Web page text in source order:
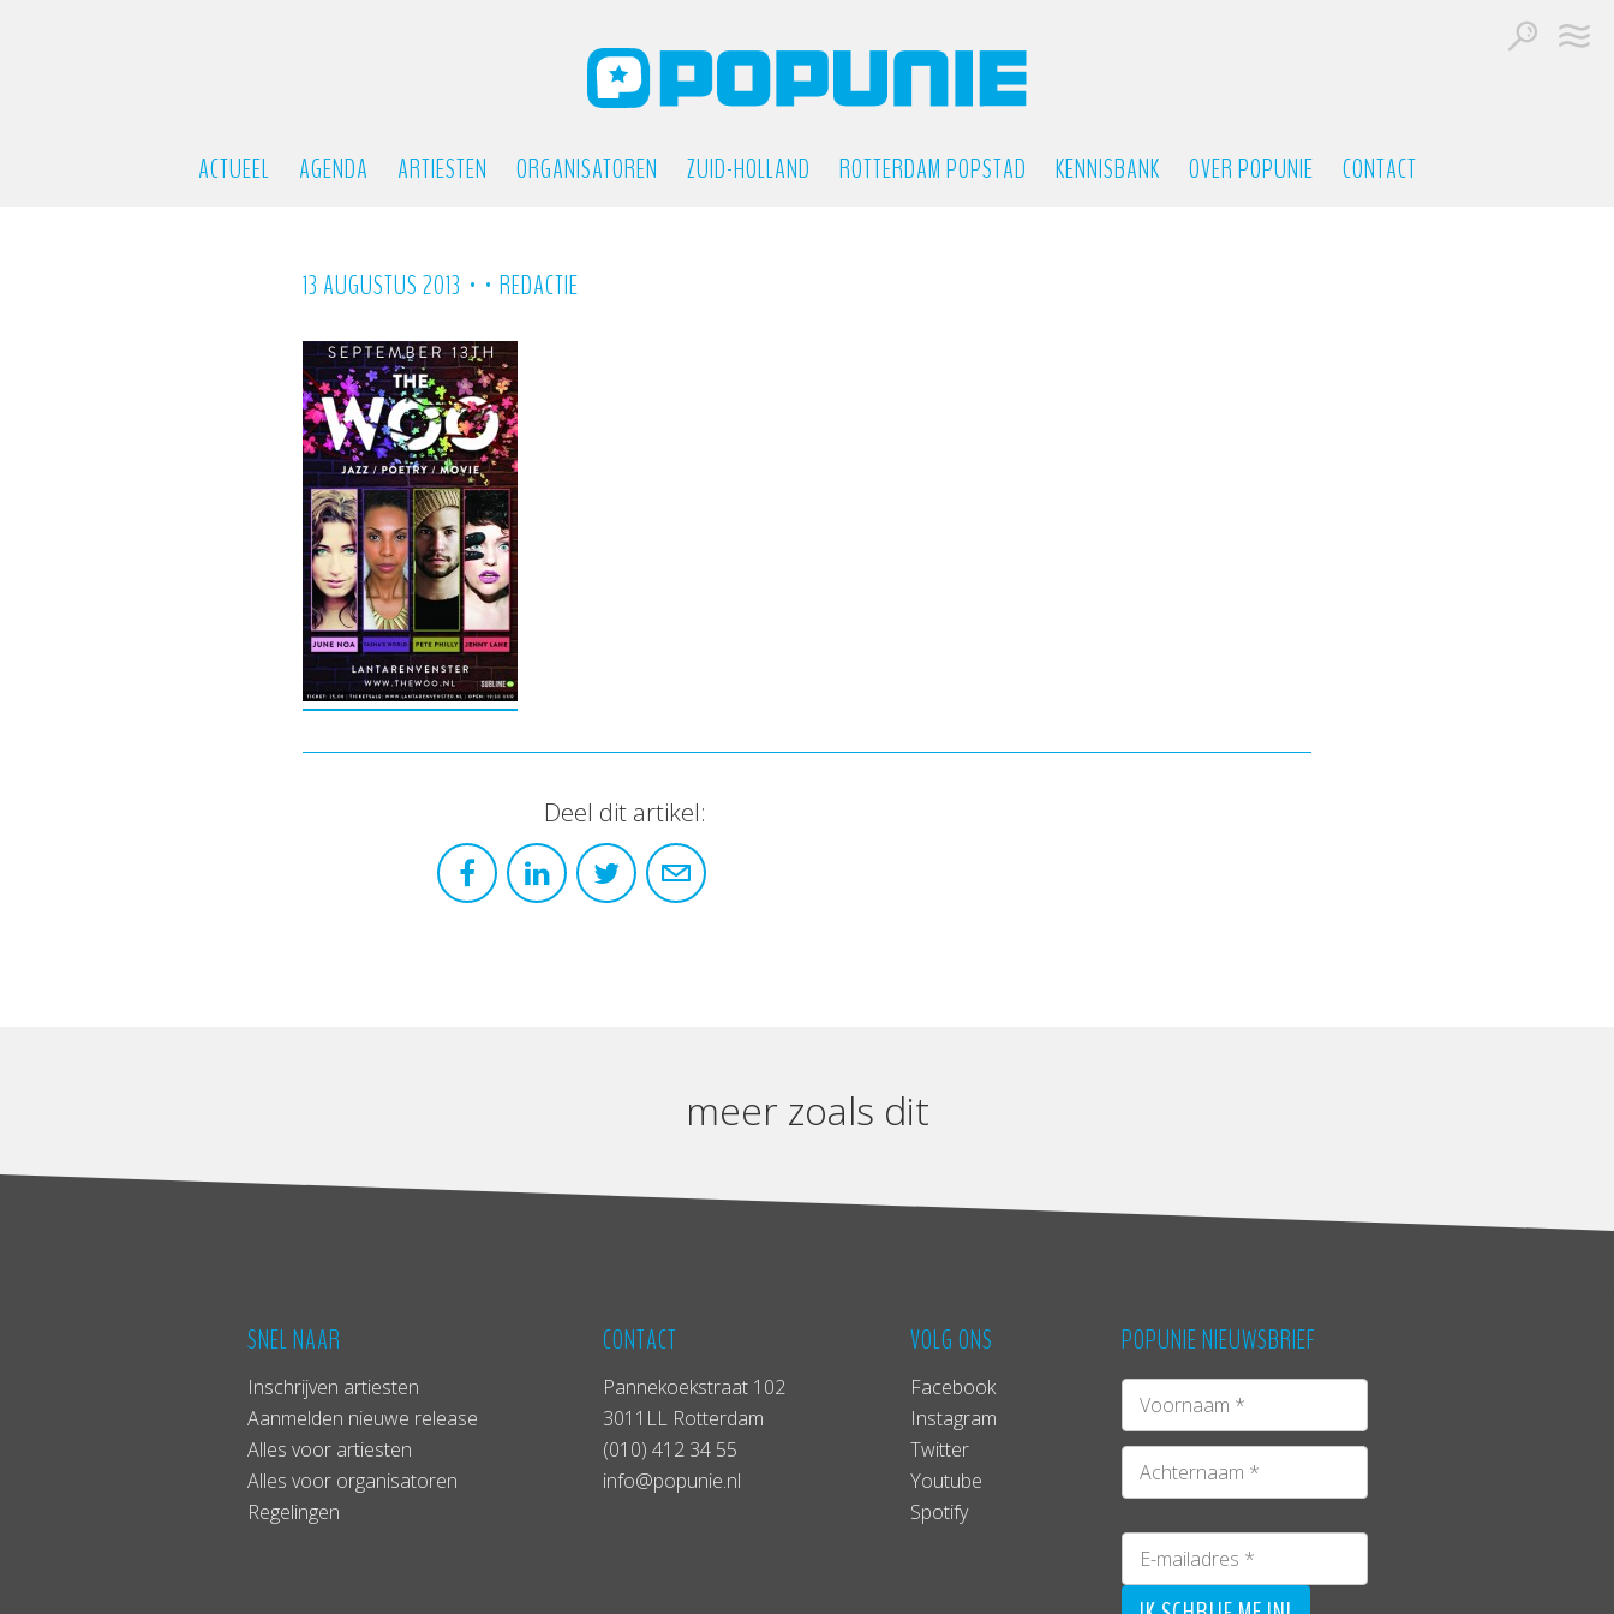
ACTUEEL AGENDA ARTIESTEN ORGANISATOREN ZUID-HOLLAND ROTTERDAM POPSTAD KENNISBANK OVER POPUNIE CONTACT
13 AUGUSTUS 2013 • • REDACTIE
Deel dit artikel:
meer zoals dit
SNEL NAAR
Inschrijven artiesten
Aanmelden nieuwe release
Alles voor artiesten
Alles voor organisatoren
Regelingen
CONTACT
Pannekoekstraat 102
3011LL Rotterdam
(010) 412 34 55
info@popunie.nl
VOLG ONS
Facebook
Instagram
Twitter
Youtube
Spotify
POPUNIE NIEUWSBRIEF